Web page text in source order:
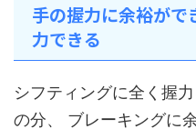
手の握力に余裕がで
力できる
シフティングに全く握
の分、 ブレーキングに